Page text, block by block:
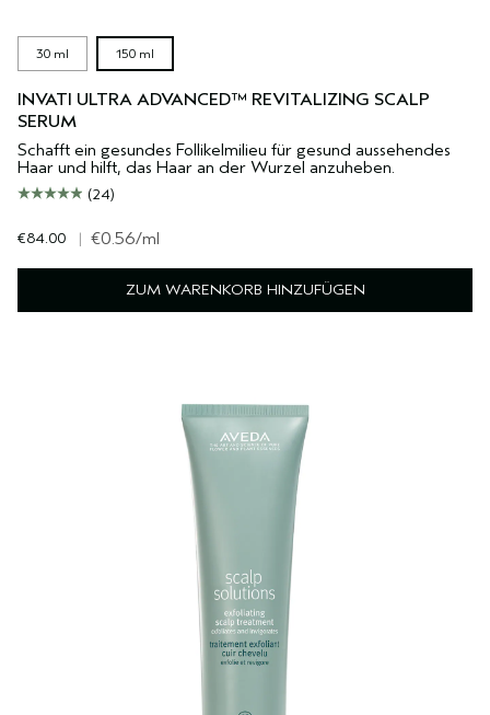
30 ml 150 ml
INVATI ULTRA ADVANCED™ REVITALIZING SCALP
SERUM
Schafft ein gesundes Follikelmilieu für gesund aussehendes
Haar und hilft, das Haar an der Wurzel anzuheben.
(24)
€84.00 | €0.56/ml
ZUM WARENKORB HINZUFÜGEN